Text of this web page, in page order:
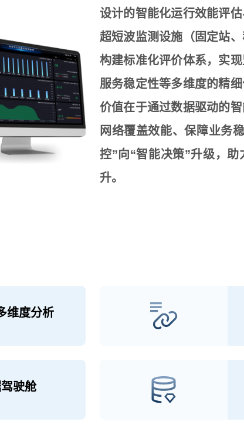
设计的智能化运行效能评
超短波监测设施（固定站
构建标准化评价体系，实
服务稳定性等多维度的精
价值在于通过数据驱动的
网络覆盖效能、保障业务
控”向“智能决策”升级，
升。
维度分析
驶舱